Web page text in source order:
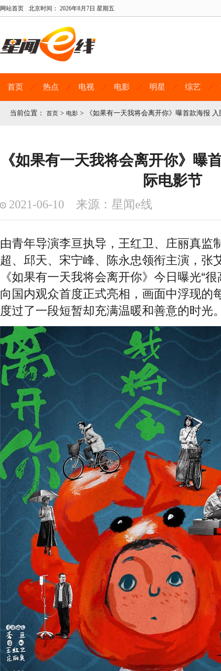
网站首页 北京时间： 2026年8月7日 星期五
首页 热点 电视 电影 明星 综艺
当前位置： 首页 > 电影 > 《如果有一天我将会离开你》曝首款海报
《如果有一天我将会离开你》曝
际电影节
2021-06-10 来源：星闻e线
由青年导演李亘执导，王红卫、庄丽真监
超、邱天、宋宁峰、陈永忠领衔主演，张
《如果有一天我将会离开你》今日曝光“
向国内观众首度正式亮相，画面中浮现的
度过了一段短暂却充满温暖和善意的时光